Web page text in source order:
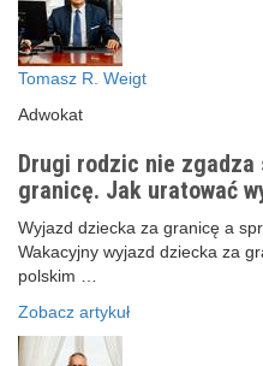
Tomasz R. Weigt
Adwokat
Drugi rodzic nie
granicę. Jak uratować
Wyjazd dziecka za granicę a
Wakacyjny wyjazd dziecka za
polskim …
Zobacz artykuł